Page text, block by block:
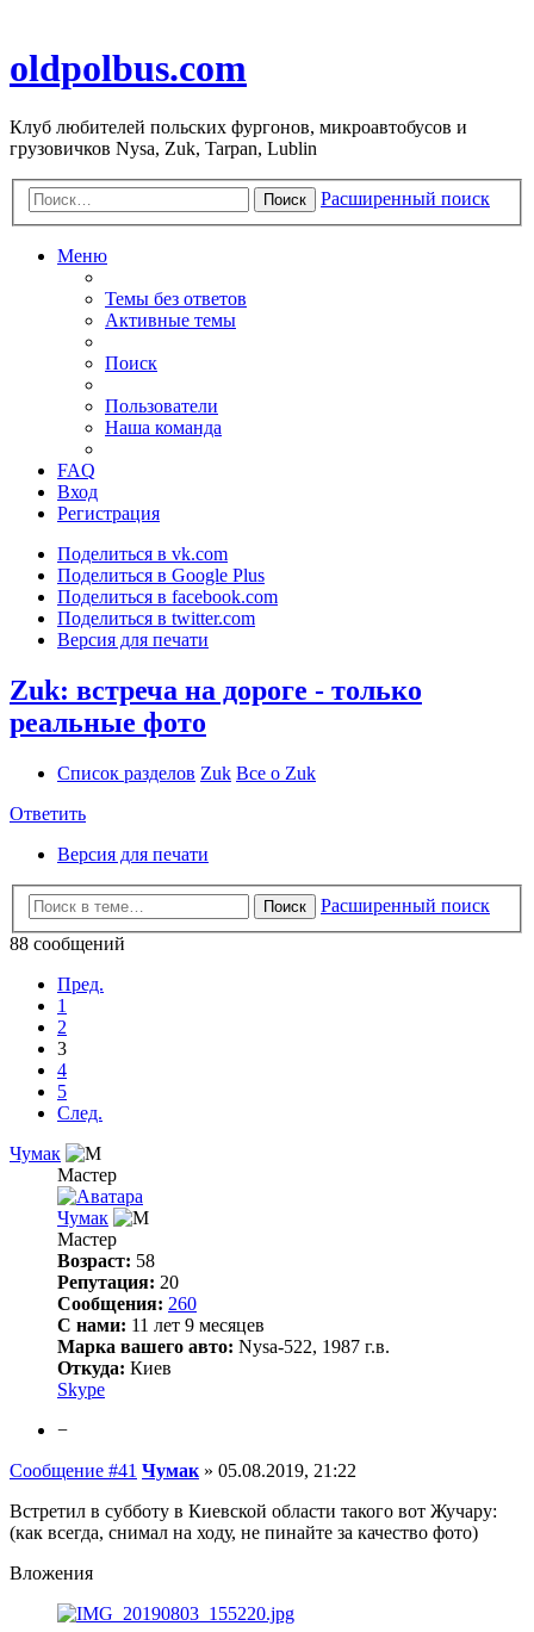
oldpolbus.com
Клуб любителей польских фургонов, микроавтобусов и
грузовичков Nysa, Zuk, Tarpan, Lublin
Поиск Расширенный поиск
Меню
Темы без ответов
Активные темы
Поиск
Пользователи
Наша команда
FAQ
Вход
Регистрация
Поделиться в vk.com
Поделиться в Google Plus
Поделиться в facebook.com
Поделиться в twitter.com
Версия для печати
Zuk: встреча на дороге - только
реальные фото
Список разделов Zuk Все о Zuk
Ответить
Версия для печати
Поиск
Расширенный поиск
88 сообщений
Пред.
1
2
3
4
5
След.
Чумак
Мастер
Чумак
Мастер
Возраст: 58
Репутация: 20
Сообщения: 260
С нами: 11 лет 9 месяцев
Марка вашего авто: Nysa-522, 1987 г.в.
Откуда: Киев
Skype
−
Сообщение #41 Чумак » 05.08.2019, 21:22
Встретил в субботу в Киевской области такого вот Жучару:
(как всегда, снимал на ходу, не пинайте за качество фото)
Вложения